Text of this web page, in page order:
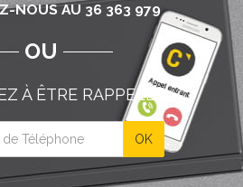
NOUS AU 36 363 979
OU
À ÊTRE RAPPELÉ